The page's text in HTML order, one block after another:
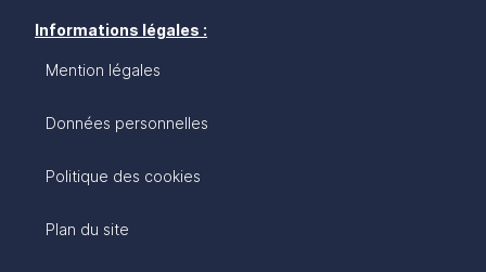
Informations légales :
Mention légales
Données personnelles
Politique des cookies
Plan du site